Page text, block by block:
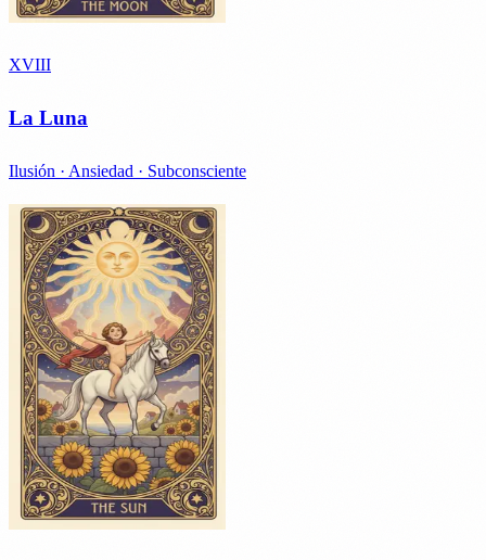
XVIII
La Luna
Ilusión · Ansiedad · Subconsciente